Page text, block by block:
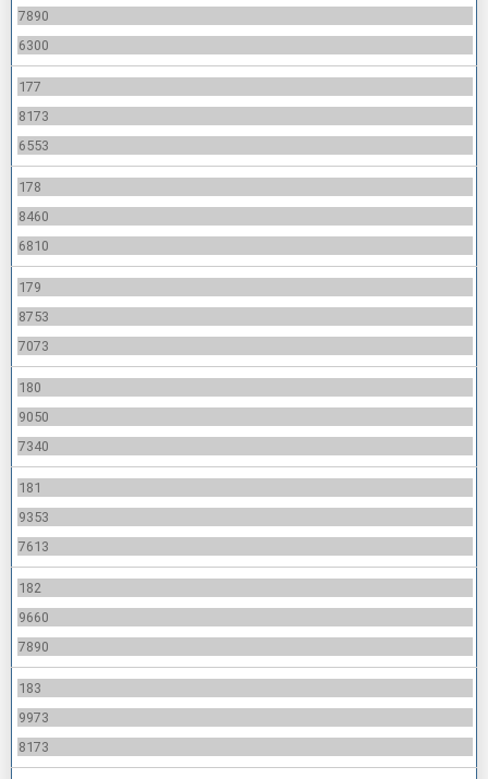
7890
6300
177
8173
6553
178
8460
6810
179
8753
7073
180
9050
7340
181
9353
7613
182
9660
7890
183
9973
8173